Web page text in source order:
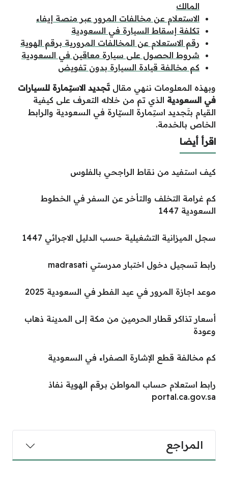
المالك
الاستعلام عن مخالفات المرور عبر منصة إيفاء
تكلفة إسقاط السيارة في السعودية
رقم الاستعلام عن المخالفات المرورية برقم الهوية
شروط الحصول على سيارة معاقين في السعودية
كم مخالفة قيادة السيارة بدون تفويض
وبهذه المعلومات ننهي مقالتَجديد الاستِمارة للسيارات
في السعودية الذي تم من خلاله التعرف على كيفية
القيام بتَجديد استِمارة السيّارة في السعودية والرابط
الخاص بالخدمة.
اقرأ أيضا
كيف استفيد من نقاط الراجحي بالفلوس
كم غرامة التخلف والتأخر عن السفر في الخطوط
السعودية 1447
سجل الميزانية التشغيلية حسب الدليل الاجرائي 1447
رابط تسجيل دخول اختبار مدرستي madrasati
موعد اجازة المرور في عيد الفطر في السعودية 2025
أسعار تذاكر قطار الحرمين من مكة إلى المدينة ذهاب
وعودة
كم مخالفة قطع الإشارة الصفراء في السعودية
رابط استعلام حساب المواطن برقم الهوية نفاذ
portal.ca.gov.sa
المراجع